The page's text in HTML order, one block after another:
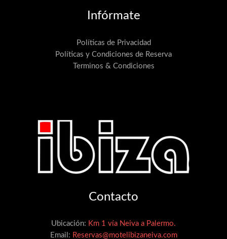
Infórmate
Políticas de Privacidad
Políticas y Condiciones de Reserva
Terminos & Condiciones
Contacto
Ubicación: Km 1 vía Neiva a Palermo.
Email: Reservas@motelibizaneiva.com